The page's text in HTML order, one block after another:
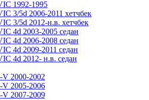
1992-1995
3/5d 2006-2011 хетчбек
3/5d 2012-н.в. хетчбек
4d 2003-2005 седан
4d 2006-2008 седан
4d 2009-2011 седан
4d 2012- н.в. седан
V 2000-2002
V 2005-2006
V 2007-2009